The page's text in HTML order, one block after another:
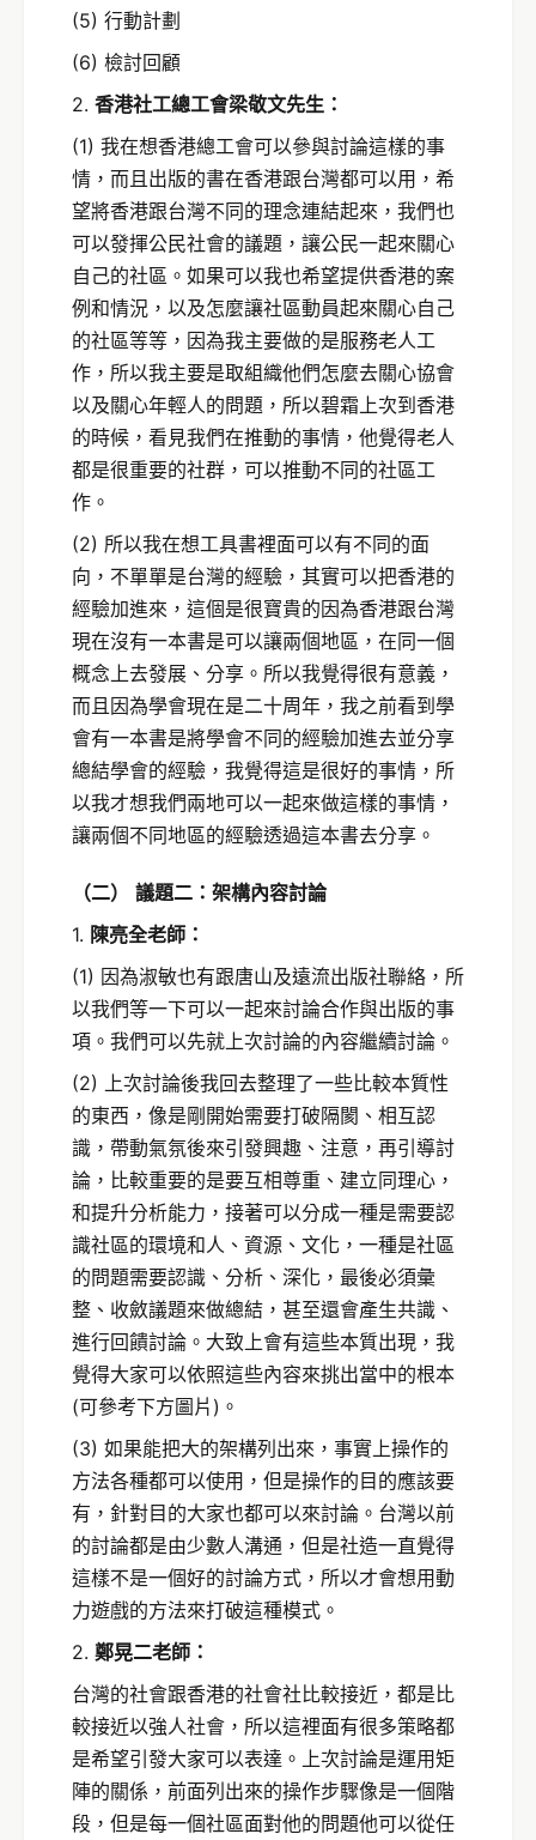
(5) 行動計劃
(6) 檢討回顧
2. 香港社工總工會梁敬文先生：
(1) 我在想香港總工會可以參與討論這樣的事
情，而且出版的書在香港跟台灣都可以用，希
望將香港跟台灣不同的理念連結起來，我們也
可以發揮公民社會的議題，讓公民一起來關心
自己的社區。如果可以我也希望提供香港的案
例和情況，以及怎麼讓社區動員起來關心自己
的社區等等，因為我主要做的是服務老人工
作，所以我主要是取組織他們怎麼去關心協會
以及關心年輕人的問題，所以碧霜上次到香港
的時候，看見我們在推動的事情，他覺得老人
都是很重要的社群，可以推動不同的社區工
作。
(2) 所以我在想工具書裡面可以有不同的面
向，不單單是台灣的經驗，其實可以把香港的
經驗加進來，這個是很寶貴的因為香港跟台灣
現在沒有一本書是可以讓兩個地區，在同一個
概念上去發展、分享。所以我覺得很有意義，
而且因為學會現在是二十周年，我之前看到學
會有一本書是將學會不同的經驗加進去並分享
總結學會的經驗，我覺得這是很好的事情，所
以我才想我們兩地可以一起來做這樣的事情，
讓兩個不同地區的經驗透過這本書去分享。
（二）
議題二：架構內容討論
1. 陳亮全老師：
(1) 因為淑敏也有跟唐山及遠流出版社聯絡，所
以我們等一下可以一起來討論合作與出版的事
項。我們可以先就上次討論的內容繼續討論。
(2) 上次討論後我回去整理了一些比較本質性
的東西，像是剛開始需要打破隔閡、相互認
識，帶動氣氛後來引發興趣、注意，再引導討
論，比較重要的是要互相尊重、建立同理心，
和提升分析能力，接著可以分成一種是需要認
識社區的環境和人、資源、文化，一種是社區
的問題需要認識、分析、深化，最後必須彙
整、收斂議題來做總結，甚至還會產生共識、
進行回饋討論。大致上會有這些本質出現，我
覺得大家可以依照這些內容來挑出當中的根本
(可參考下方圖片)。
(3) 如果能把大的架構列出來，事實上操作的
方法各種都可以使用，但是操作的目的應該要
有，針對目的大家也都可以來討論。台灣以前
的討論都是由少數人溝通，但是社造一直覺得
這樣不是一個好的討論方式，所以才會想用動
力遊戲的方法來打破這種模式。
2. 鄭晃二老師：
台灣的社會跟香港的社會社比較接近，都是比
較接近以強人社會，所以這裡面有很多策略都
是希望引發大家可以表達。上次討論是運用矩
陣的關係，前面列出來的操作步驟像是一個階
段，但是每一個社區面對他的問題他可以從任